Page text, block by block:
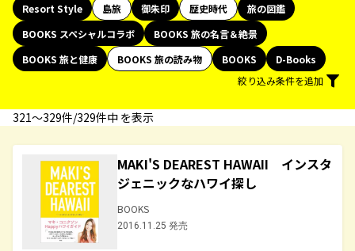
Resort Style
島旅 御朱印 歴史時代
旅の図鑑
BOOKS スペシャルコラボ
BOOKS 旅の名言＆絶景
BOOKS 旅と健康
BOOKS 旅の読み物 BOOKS
D-Books
絞り込み条件を追加
321〜329件/329件中 を表示
MAKI'S DEAREST HAWAII インスタ
ジェニックなハワイ探し
BOOKS
2016.11.25 発売